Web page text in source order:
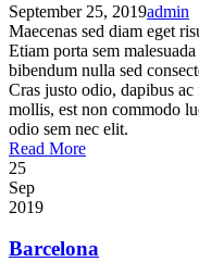
September 25, 2019admin
Maecenas sed diam eget
Etiam porta sem
bibendum nulla sed
Cras justo odio, dapibus
mollis, est non commodo
odio sem nec elit.
Read More
25
Sep
2019
Barcelona